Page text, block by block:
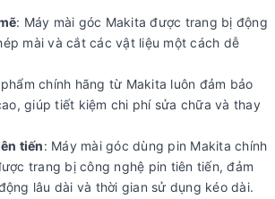
: Máy mài góc Makita được trang bị động
mài và cắt các vật liệu một cách dễ
chính hãng từ Makita luôn đảm bảo
giúp tiết kiệm chi phí sửa chữa và thay
tiến: Máy mài góc dùng pin Makita chính
trang bị công nghệ pin tiên tiến, đảm
lâu dài và thời gian sử dụng kéo dài.